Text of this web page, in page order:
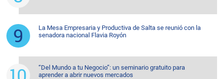
La Mesa Empresaria y Productiva de Salta se reunió con la
senadora nacional Flavia Royón
“Del Mundo a tu Negocio”: un seminario gratuito para
aprender a abrir nuevos mercados